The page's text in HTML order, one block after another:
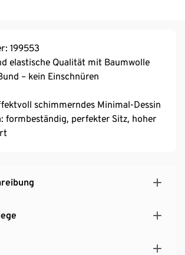
199553
elastische Qualität mit Baumwolle
– kein Einschnüren
schimmerndes Minimal-Dessin
formbeständig, perfekter Sitz, hoher